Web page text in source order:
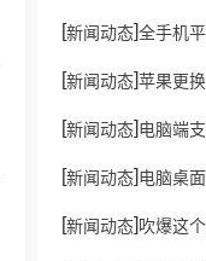
[新闻动态]
[新闻动态]
[新闻动态]
[新闻动态]
[新闻动态]